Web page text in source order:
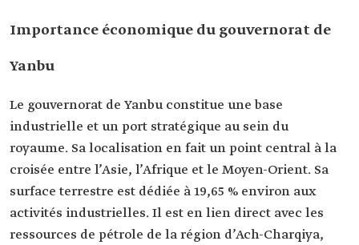
Importance économique du gouvernorat de
Yanbu
Le gouvernorat de Yanbu constitue une base
industrielle et un port stratégique au sein du
royaume. Sa localisation en fait un point central à la
croisée entre l’Asie, l’Afrique et le Moyen-Orient. Sa
surface terrestre est dédiée à 19,65 % environ aux
activités industrielles. Il est en lien direct avec les
ressources de pétrole de la région d’Ach-Charqiya,